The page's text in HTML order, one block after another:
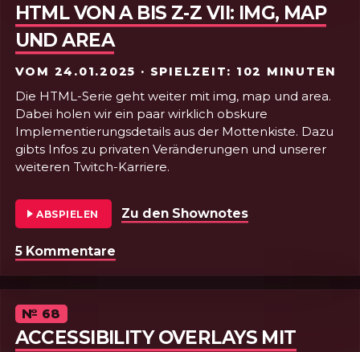
HTML VON A BIS Z-Z VII: IMG, MAP
UND AREA
VOM 24.01.2025 · SPIELZEIT: 102 MINUTEN
Die HTML-Serie geht weiter mit img, map und area.
Dabei holen wir ein paar wirklich obskure
Implementierungsdetails aus der Mottenkiste. Dazu
gibts Infos zu privaten Veränderungen und unserer
weiteren Twitch-Karriere.
ABSPIELEN Zu den Shownotes
5 Kommentare
Episode
№ 68
ACCESSIBILITY OVERLAYS MIT